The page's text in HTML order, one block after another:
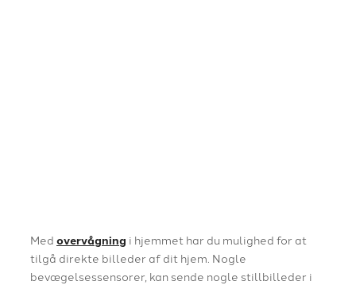
Med overvågning i hjemmet har du mulighed for at
tilgå direkte billeder af dit hjem. Nogle
bevægelsessensorer, kan sende nogle stillbilleder i